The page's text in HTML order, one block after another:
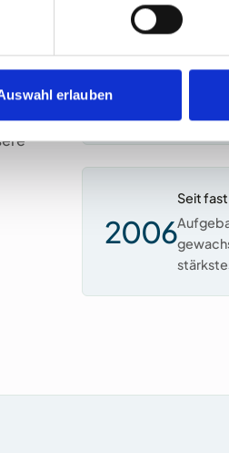
erlauben
Zoos & Wildparks
2006
Seit